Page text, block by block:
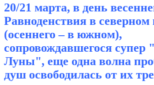
20/21 марта, в день
Равноденствия в
(осеннего – в южном),
сопровождавшегося супер
Луны", еще одна волна
душ освободилась от их